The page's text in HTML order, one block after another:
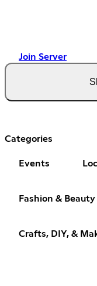
Join Server
Categories
Events
Fashion & Beauty
Crafts, DIY, &